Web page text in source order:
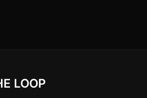
LOOP